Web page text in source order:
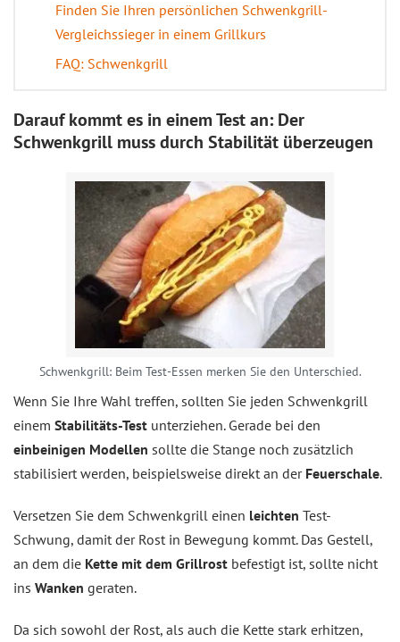
Finden Sie Ihren persönlichen Schwenkgrill-
Vergleichssieger in einem Grillkurs
FAQ: Schwenkgrill
Darauf kommt es in einem Test an: Der
Schwenkgrill muss durch Stabilität überzeugen
Schwenkgrill: Beim Test-Essen merken Sie den Unterschied.
Wenn Sie Ihre Wahl treffen, sollten Sie jeden Schwenkgrill
einem Stabilitäts-Test unterziehen. Gerade bei den
einbeinigen Modellen sollte die Stange noch zusätzlich
stabilisiert werden, beispielsweise direkt an der Feuerschale.
Versetzen Sie dem Schwenkgrill einen leichten Test-
Schwung, damit der Rost in Bewegung kommt. Das Gestell,
an dem die Kette mit dem Grillrost befestigt ist, sollte nicht
ins Wanken geraten.
Da sich sowohl der Rost, als auch die Kette stark erhitzen,